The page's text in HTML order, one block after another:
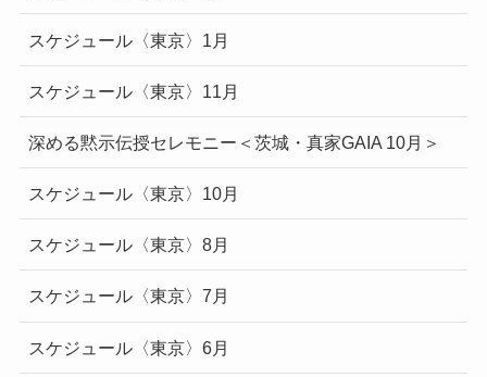
スケジュール〈東京〉1月
スケジュール〈東京〉11月
深める黙示伝授セレモニー＜茨城・真家GAIA 10月＞
スケジュール〈東京〉10月
スケジュール〈東京〉8月
スケジュール〈東京〉7月
スケジュール〈東京〉6月